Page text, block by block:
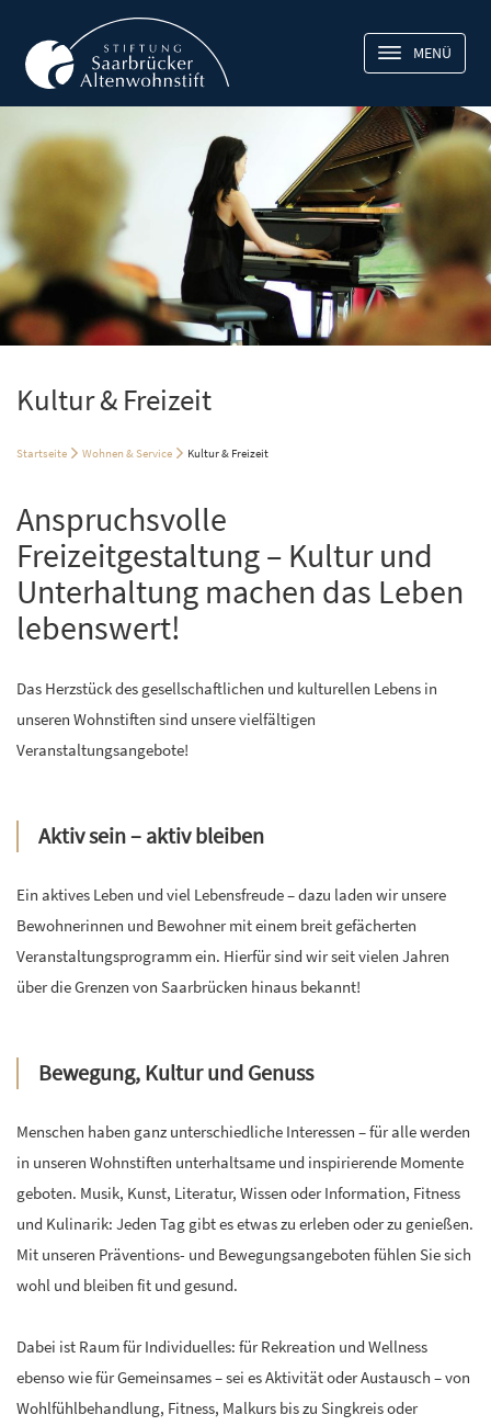
MENÜ
Kultur & Freizeit
Startseite Wohnen & Service Kultur & Freizeit
Anspruchsvolle
Freizeitgestaltung – Kultur und
Unterhaltung machen das Leben
lebenswert!
Das Herzstück des gesellschaftlichen und kulturellen Lebens in
unseren Wohnstiften sind unsere vielfältigen
Veranstaltungsangebote!
Aktiv sein – aktiv bleiben
Ein aktives Leben und viel Lebensfreude – dazu laden wir unsere
Bewohnerinnen und Bewohner mit einem breit gefächerten
Veranstaltungsprogramm ein. Hierfür sind wir seit vielen Jahren
über die Grenzen von Saarbrücken hinaus bekannt!
Bewegung, Kultur und Genuss
Menschen haben ganz unterschiedliche Interessen – für alle werden
in unseren Wohnstiften unterhaltsame und inspirierende Momente
geboten. Musik, Kunst, Literatur, Wissen oder Information, Fitness
und Kulinarik: Jeden Tag gibt es etwas zu erleben oder zu genießen.
Mit unseren Präventions- und Bewegungsangeboten fühlen Sie sich
wohl und bleiben fit und gesund.
Dabei ist Raum für Individuelles: für Rekreation und Wellness
ebenso wie für Gemeinsames – sei es Aktivität oder Austausch – von
Wohlfühlbehandlung, Fitness, Malkurs bis zu Singkreis oder